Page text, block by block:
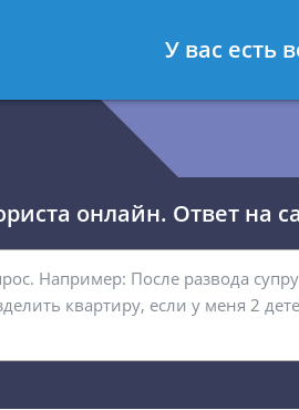
- Юрист по гражданскому праву
онлайн. Ответ на
У вас есть